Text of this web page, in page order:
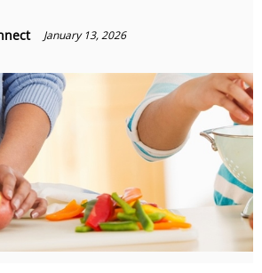
January 13, 2026